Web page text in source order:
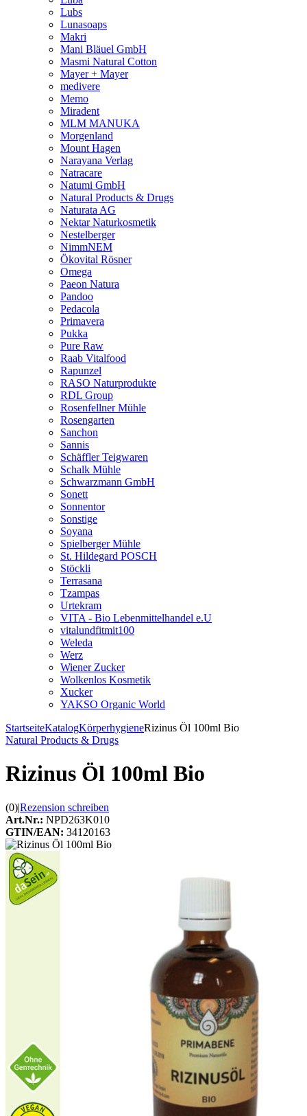
Lubs
Lunasoaps
Makri
Mani Bläuel GmbH
Masmi Natural Cotton
Mayer + Mayer
medivere
Memo
Miradent
MLM MANUKA
Morgenland
Mount Hagen
Narayana Verlag
Natracare
Natumi GmbH
Natural Products & Drugs
Naturata AG
Nektar Naturkosmetik
Nestelberger
NimmNEM
Ökovital Rösner
Omega
Paeon Natura
Pandoo
Pedacola
Primavera
Pukka
Pure Raw
Raab Vitalfood
Rapunzel
RASO Naturprodukte
RDL Group
Rosenfellner Mühle
Rosengarten
Sanchon
Sannis
Schäffler Teigwaren
Schalk Mühle
Schwarzmann GmbH
Sonett
Sonnentor
Sonstige
Soyana
Spielberger Mühle
St. Hildegard POSCH
Stöckli
Terrasana
Tzampas
Urtekram
VITA - Bio Lebenmittelhandel e.U
vitalundfitmit100
Weleda
Werz
Wiener Zucker
Wolkenlos Kosmetik
Xucker
YAKSO Organic World
StartseiteKatalogKörperhygieneRizinus Öl 100ml Bio
Natural Products & Drugs
Rizinus Öl 100ml Bio
(0)|Rezension schreiben
Art.Nr.: NPD263K010
GTIN/EAN: 34120163